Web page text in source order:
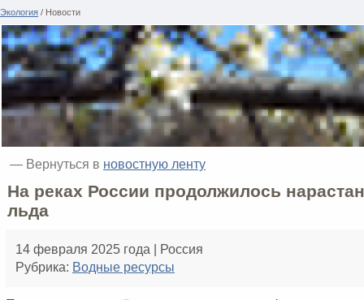
Экология / Новости
— Вернуться в новостную ленту
На реках России продолжилось
льда
14 февраля 2025 года | Россия
Рубрика: Водные ресурсы